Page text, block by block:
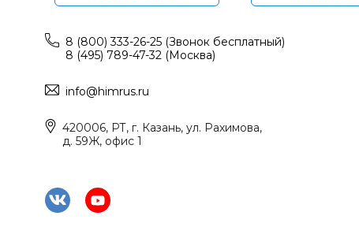
8 (800) 333-26-25 (Звонок бесплатный)
8 (495) 789-47-32 (Москва)
info@himrus.ru
420006, РТ, г. Казань, ул. Рахимова,
д. 59Ж, офис 1